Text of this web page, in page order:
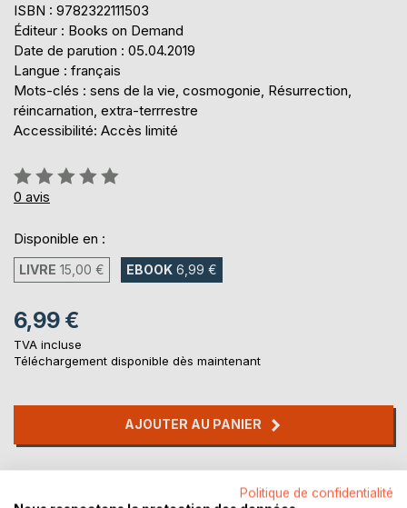
ISBN : 9782322111503
Éditeur : Books on Demand
Date de parution : 05.04.2019
Langue : français
Mots-clés : sens de la vie, cosmogonie, Résurrection,
réincarnation, extra-terrrestre
Accessibilité: Accès limité
Évaluation:
0%
0 avis
Disponible en :
LIVRE 15,00 € EBOOK 6,99 €
6,99 €
TVA incluse
Téléchargement disponible dès maintenant
AJOUTER AU PANIER
Politique de confidentialité